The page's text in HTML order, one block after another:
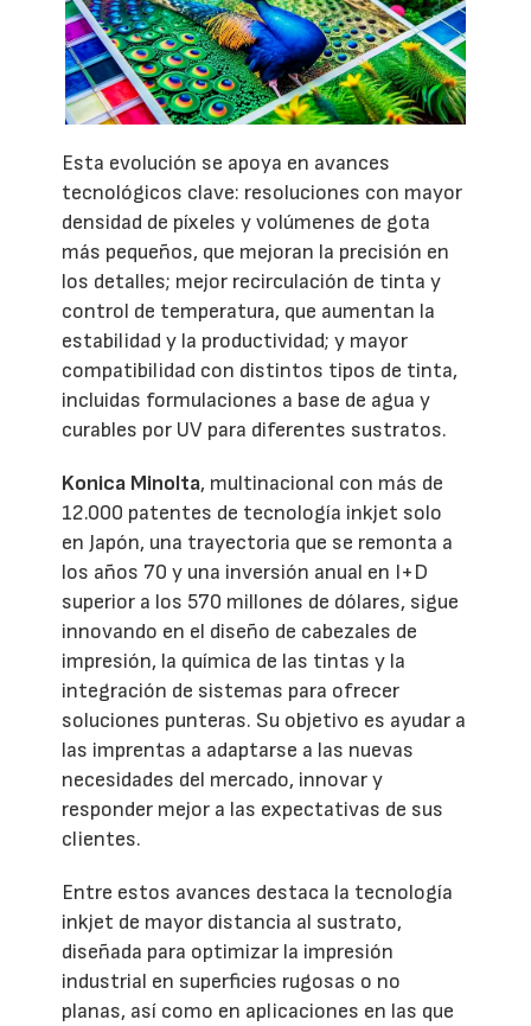
Esta evolución se apoya en avances
tecnológicos clave: resoluciones con mayor
densidad de píxeles y volúmenes de gota
más pequeños, que mejoran la precisión en
los detalles; mejor recirculación de tinta y
control de temperatura, que aumentan la
estabilidad y la productividad; y mayor
compatibilidad con distintos tipos de tinta,
incluidas formulaciones a base de agua y
curables por UV para diferentes sustratos.
Konica Minolta, multinacional con más de
12.000 patentes de tecnología inkjet solo
en Japón, una trayectoria que se remonta a
los años 70 y una inversión anual en I+D
superior a los 570 millones de dólares, sigue
innovando en el diseño de cabezales de
impresión, la química de las tintas y la
integración de sistemas para ofrecer
soluciones punteras. Su objetivo es ayudar a
las imprentas a adaptarse a las nuevas
necesidades del mercado, innovar y
responder mejor a las expectativas de sus
clientes.
Entre estos avances destaca la tecnología
inkjet de mayor distancia al sustrato,
diseñada para optimizar la impresión
industrial en superficies rugosas o no
planas, así como en aplicaciones en las que